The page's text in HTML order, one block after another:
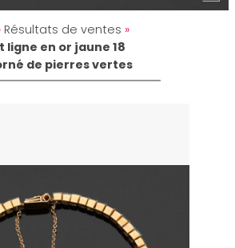
Résultats de ventes »
ligne en or jaune 18
de pierres vertes